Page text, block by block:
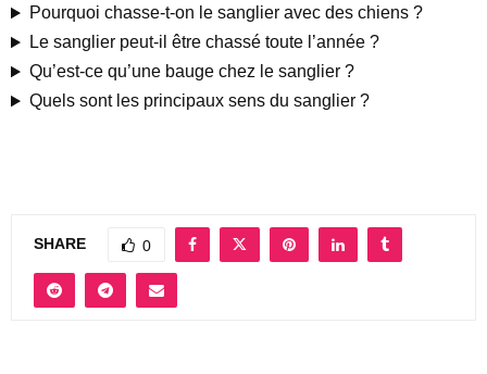
Pourquoi chasse-t-on le sanglier avec des chiens ?
Le sanglier peut-il être chassé toute l’année ?
Qu’est-ce qu’une bauge chez le sanglier ?
Quels sont les principaux sens du sanglier ?
SHARE 0